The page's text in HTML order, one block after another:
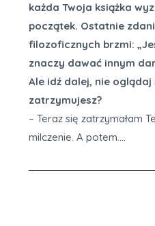
każda Twoja książka
początek. Ostatnie
filozoficznych brzmi:
znaczy dawać innym
Ale idź dalej, nie oglądaj
zatrzymujesz?
– Teraz się zatrzymałam
milczenie. A potem….